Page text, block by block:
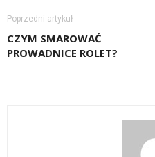
Poprzedni artykuł
CZYM SMAROWAĆ
PROWADNICE ROLET?